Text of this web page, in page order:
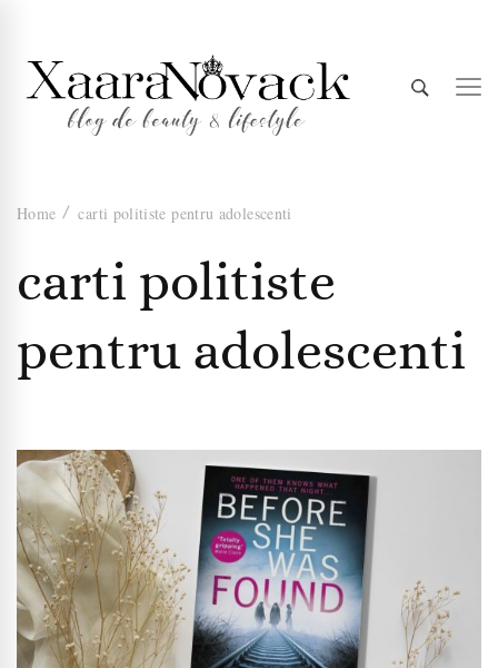
Xaara
Novack
Home carti politiste pentru adolescenti
carti politiste
pentru adolescenti